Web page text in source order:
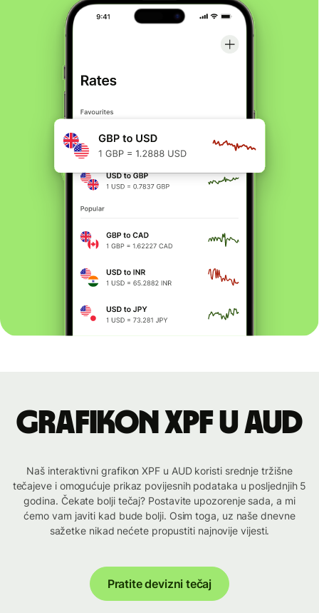
Grafikon XPF u AUD
Naš interaktivni grafikon XPF u AUD koristi srednje tržišne
tečajeve i omogućuje prikaz povijesnih podataka u posljednjih 5
godina. Čekate bolji tečaj? Postavite upozorenje sada, a mi
ćemo vam javiti kad bude bolji. Osim toga, uz naše dnevne
sažetke nikad nećete propustiti najnovije vijesti.
Pratite devizni tečaj